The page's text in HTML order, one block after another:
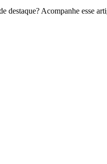
Acompanhe esse